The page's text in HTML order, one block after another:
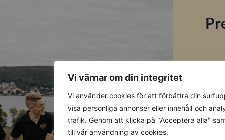
Vi värnar om din integritet
Vi använder cookies för att förbättra din
visa personliga annonser eller innehåll och
trafik. Genom att klicka på "Acceptera alla"
till vår användning av cookies.